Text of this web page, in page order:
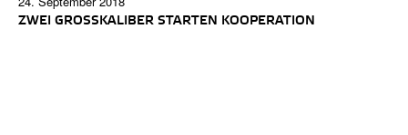
ZWEI GROSSKALIBER STARTEN KOOPERATION